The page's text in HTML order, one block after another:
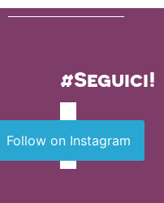
#Seguici!
Follow on Instagram